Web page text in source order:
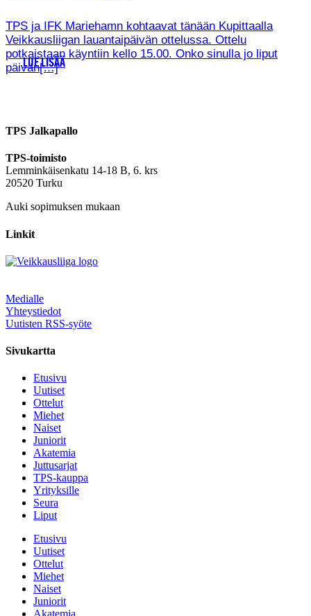
TPS ja IFK Mariehamn kohtaavat tänään Kupittaalla
Veikkausliigan lauantaipäivän ottelussa. Ottelu
potkaistaan käyntiin kello 15.00. Onko sinulla jo liput
päivän[…]
LUE LISÄÄ
TPS Jalkapallo
TPS-toimisto
Lemminkäisenkatu 14-18 B, 6. krs
20520 Turku
Auki sopimuksen mukaan
Linkit
Medialle
Yhteystiedot
Uutisten RSS-syöte
Sivukartta
Etusivu
Uutiset
Ottelut
Miehet
Naiset
Juniorit
Akatemia
Juttusarjat
TPS-kauppa
Yrityksille
Seura
Liput
Etusivu
Uutiset
Ottelut
Miehet
Naiset
Juniorit